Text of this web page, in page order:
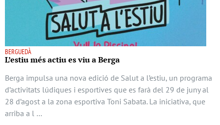
BERGUEDÀ
L’estiu més actiu es viu a Berga
Berga impulsa una nova edició de Salut a l’estiu, un programa
d’activitats lúdiques i esportives que es farà del 29 de juny al
28 d’agost a la zona esportiva Toni Sabata. La iniciativa, que
arriba a l …